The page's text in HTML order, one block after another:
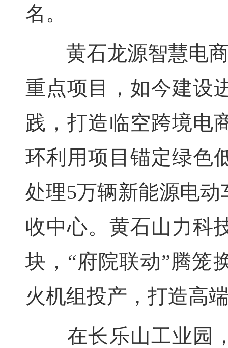
名。
黄石龙源智慧电商
重点项目，如今建设
践，打造临空跨境电
环利用项目锚定绿色
处理5万辆新能源电
收中心。黄石山力科
块，“府院联动”腾笼
火机组投产，打造高
在长乐山工业园，